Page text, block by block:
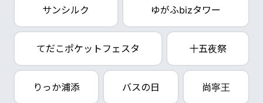
サンシルク ゆがふbizタワー
てだこポケットフェスタ 十五夜祭
りっか浦添 バスの日 尚寧王